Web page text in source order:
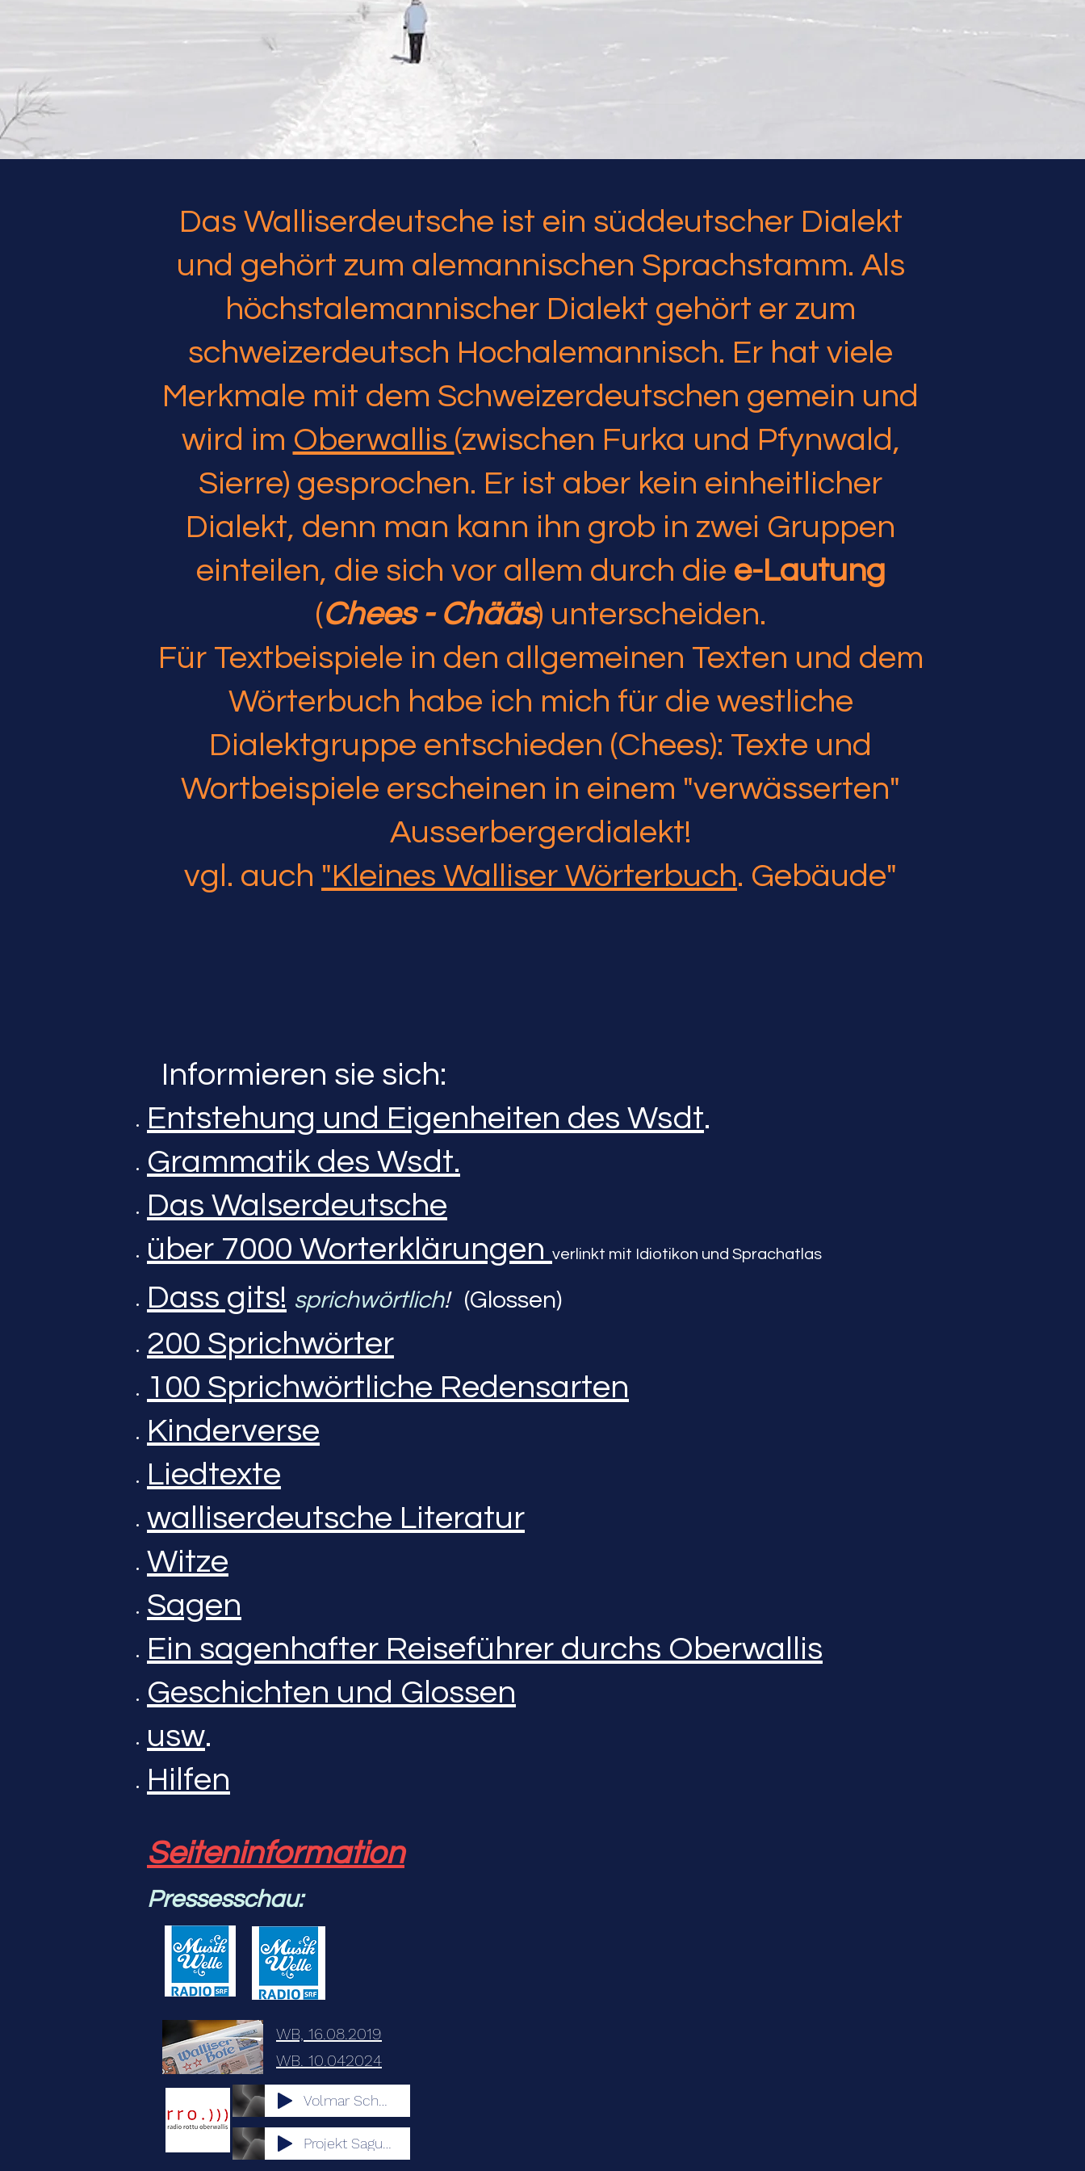
Das Walliserdeutsche ist ein süddeutscher Dialekt
und gehört zum alemannischen Sprachstamm. Als
höchstalemannischer Dialekt gehört er zum
schweizerdeutsch Hochalemannisch. Er hat viele
Merkmale mit dem Schweizerdeutschen gemein und
wird im Oberwallis (zwischen Furka und Pfynwald,
Sierre) gesprochen. Er ist aber kein einheitlicher
Dialekt, denn man kann ihn grob in zwei Gruppen
einteilen, die sich vor allem durch die e-Lautung
(Chees - Chääs) unterscheiden.
Für Textbeispiele in den allgemeinen Texten und dem
Wörterbuch habe ich mich für die westliche
Dialektgruppe entschieden (Chees): Texte und
Wortbeispiele erscheinen in einem "verwässerten"
Ausserbergerdialekt!
vgl. auch "Kleines Walliser Wörterbuch. Gebäude"
Informieren sie sich:
Entstehung und Eigenheiten des Wsdt.
Grammatik des Wsdt.
Das Walserdeutsche
über 7000 Worterklärungen verlinkt mit Idiotikon und Sprachatlas
Dass gits! sprichwörtlich! (Glossen)
200 Sprichwörter
100 Sprichwörtliche Redensarten
Kinderverse
Liedtexte
walliserdeutsche Literatur
Witze
Sagen
Ein sagenhafter Reiseführer durchs Oberwallis
Geschichten und Glossen
usw.
Hilfen
Seiteninformation
Pressesschau:
WB, 16.08.2019
WB. 10.042024